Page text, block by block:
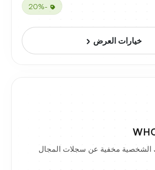
-20%
خيارات العرض
الشخصية مخفية عن سجلات المجال